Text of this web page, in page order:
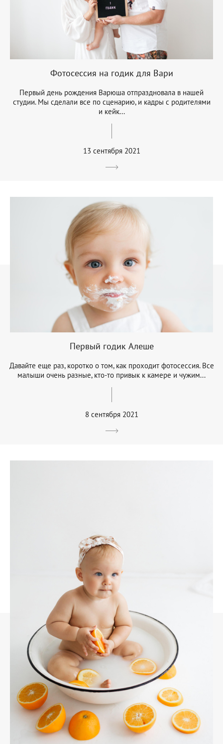
Фотосессия на годик для Вари
Первый день рождения Варюша отпраздновала в нашей
студии. Мы сделали все по сценарию, и кадры с родителями
и кейк...
13 сентября 2021
Первый годик Алеше
Давайте еще раз, коротко о том, как проходит фотосессия. Все
малыши очень разные, кто-то привык к камере и чужим...
8 сентября 2021